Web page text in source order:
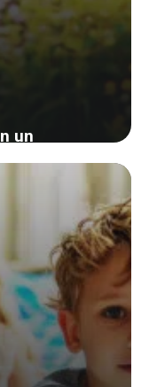
un
ruiner:
guirlandes